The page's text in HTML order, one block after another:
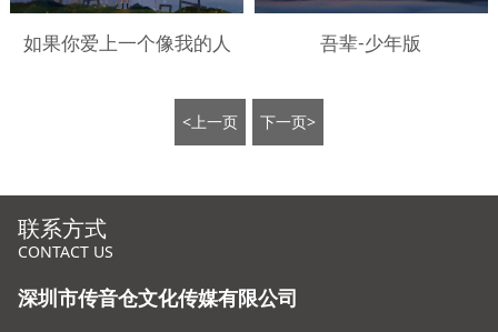
如果你爱上一个像我的人 吾辈-少年版
<上一页 下一页>
联系方式
CONTACT US
深圳市传音仓文化传媒有限公司